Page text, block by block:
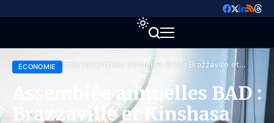
Accueil Économie Assemblée annuelles BAD : Brazzaville et
Kinshasa lancent l’appel à propositions pour le
pont route-rail entre les deux capitales
ÉCONOMIE
Assemblée annuelles BAD :
Brazzaville et Kinshasa